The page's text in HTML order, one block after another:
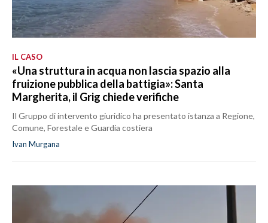
IL CASO
«Una struttura in acqua non lascia spazio alla
fruizione pubblica della battigia»: Santa
Margherita, il Grig chiede verifiche
Il Gruppo di intervento giuridico ha presentato istanza a Regione,
Comune, Forestale e Guardia costiera
Ivan Murgana